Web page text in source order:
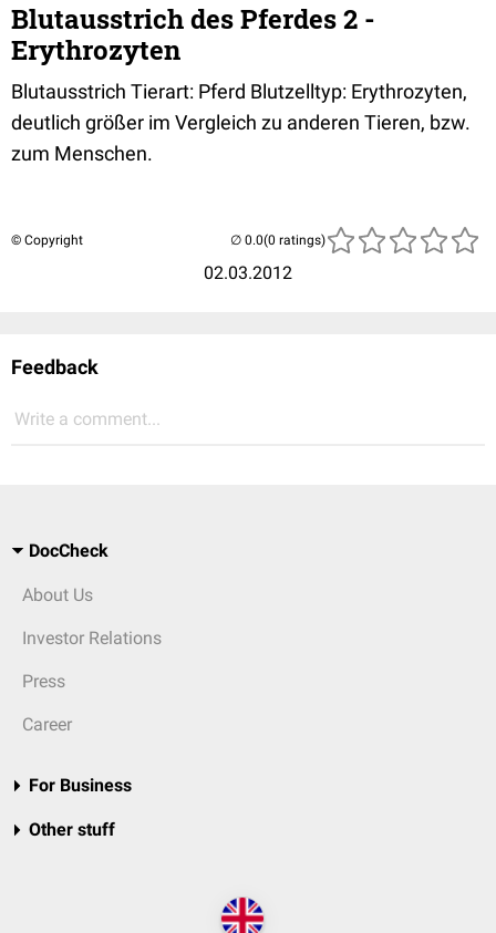
Blutausstrich des Pferdes 2 -
Erythrozyten
Blutausstrich Tierart: Pferd Blutzelltyp: Erythrozyten,
deutlich größer im Vergleich zu anderen Tieren, bzw.
zum Menschen.
© Copyright
02.03.2012
(0 ratings)
Feedback
Write a comment...
DocCheck
About Us
Investor Relations
Press
Career
For Business
Other stuff